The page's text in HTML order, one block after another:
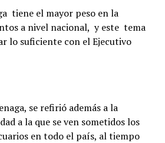
tiene el mayor peso en la
a nivel nacional, y este tema
lo suficiente con el Ejecutivo
se refirió además a la
a la que se ven sometidos los
en todo el país, al tiempo